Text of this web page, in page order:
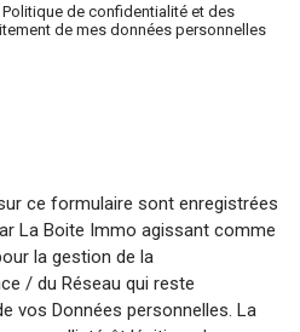
de confidentialité et des
de mes données personnelles
ce formulaire sont enregistrées
La Boite Immo agissant comme
la gestion de la
/ du Réseau qui reste
vos Données personnelles. La